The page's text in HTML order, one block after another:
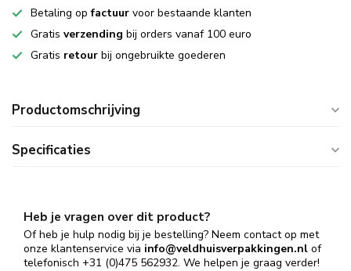
Betaling opfactuur voor bestaande klanten
Gratis verzending bij orders vanaf 100 euro
Gratis retour bij ongebruikte goederen
Productomschrijving
Specificaties
Heb je vragen over dit product?
Of heb je hulp nodig bij je bestelling? Neem contact op met
onze klantenservice via info@veldhuisverpakkingen.nl of
telefonisch +31 (0)475 562932. We helpen je graag verder!